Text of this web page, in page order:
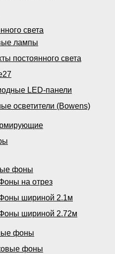
света
лампы
постоянного света
LED-панели
осветители (Bowens)
фоны
на отрез
шириной 2.1м
шириной 2.72м
фоны
фоны